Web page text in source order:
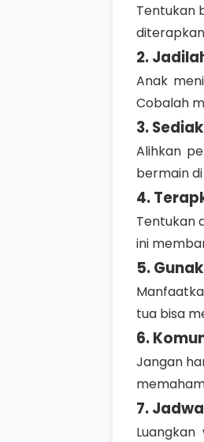
Tentukan
2.
Anak
Cobalah
3.
Alihkan
bermain
4.
Tentukan
ini
5.
tua bisa
6.
Jangan
7.